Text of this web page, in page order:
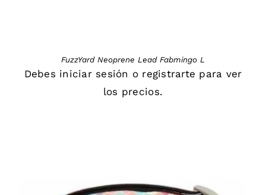
FuzzYard Neoprene Lead Fabmingo L
Debes iniciar sesión o registrarte para ver
los precios.